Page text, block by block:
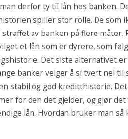
derfor ty til lån hos banken.
spiller stor rolle. De som
av banken på flere måter.
et lån som er dyrere, som
Det siste alternativet
banker velger å si tvert nei til
stabil og god kreditthistorie.
for den det gjelder, og gjør det
lån. Hvordan bruker man så